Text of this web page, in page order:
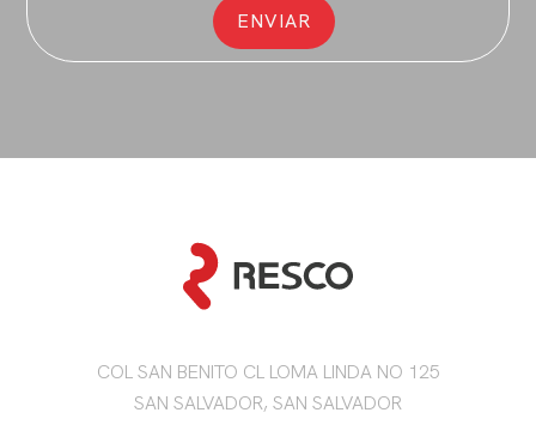
COL SAN BENITO CL LOMA LINDA NO 125
SAN SALVADOR, SAN SALVADOR